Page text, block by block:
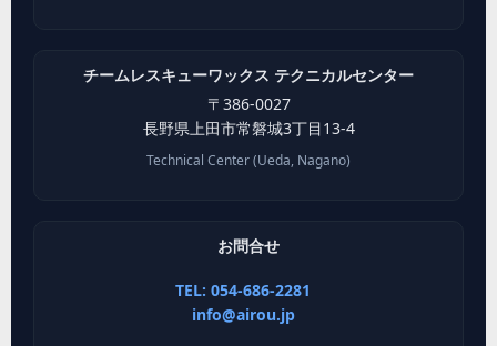
チームレスキューワックス テクニカルセンター
〒 386-0027
長野県上田市常磐城3丁目13-4
Technical Center (Ueda, Nagano)
お問合せ
TEL: 054-686-2281
info@airou.jp